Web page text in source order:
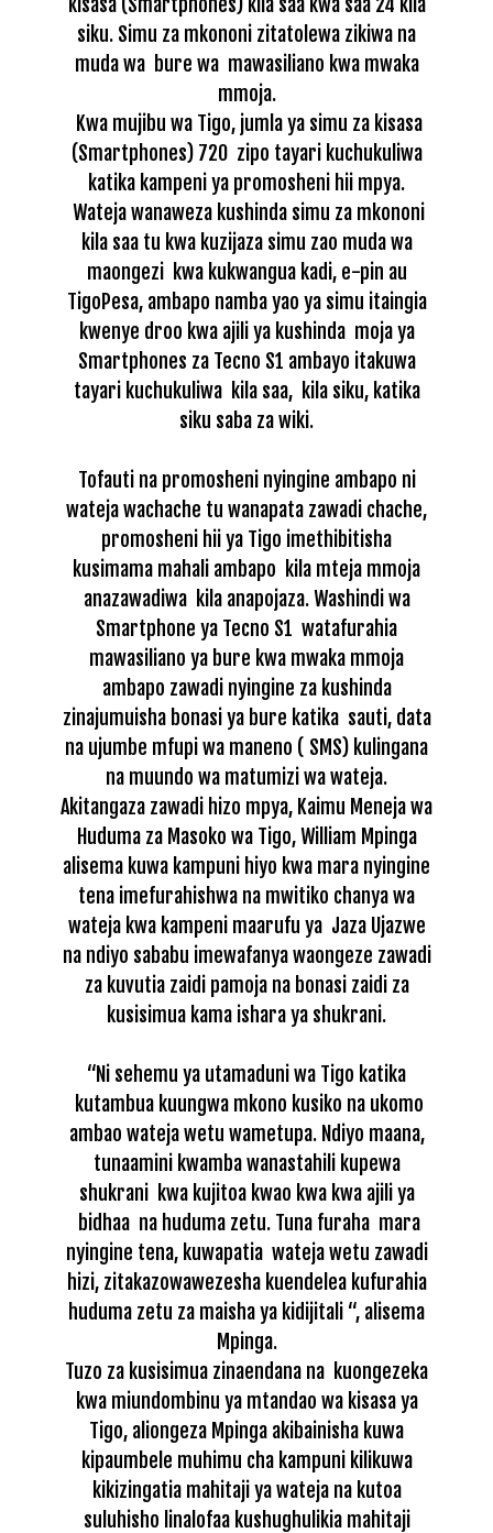
siku. Simu za mkononi zitatolewa zikiwa na
muda wa bure wa mawasiliano kwa mwaka
mmoja.
Kwa mujibu wa Tigo, jumla ya simu za kisasa
(Smartphones) 720 zipo tayari kuchukuliwa
katika kampeni ya promosheni hii mpya.
Wateja wanaweza kushinda simu za mkononi
kila saa tu kwa kuzijaza simu zao muda wa
maongezi kwa kukwangua kadi, e-pin au
TigoPesa, ambapo namba yao ya simu itaingia
kwenye droo kwa ajili ya kushinda moja ya
Smartphones za Tecno S1 ambayo itakuwa
tayari kuchukuliwa kila saa, kila siku, katika
siku saba za wiki.
Tofauti na promosheni nyingine ambapo ni
wateja wachache tu wanapata zawadi chache,
promosheni hii ya Tigo imethibitisha
kusimama mahali ambapo kila mteja mmoja
anazawadiwa kila anapojaza. Washindi wa
Smartphone ya Tecno S1 watafurahia
mawasiliano ya bure kwa mwaka mmoja
ambapo zawadi nyingine za kushinda
zinajumuisha bonasi ya bure katika sauti, data
na ujumbe mfupi wa maneno ( SMS) kulingana
na muundo wa matumizi wa wateja.
Akitangaza zawadi hizo mpya, Kaimu Meneja wa
Huduma za Masoko wa Tigo, William Mpinga
alisema kuwa kampuni hiyo kwa mara nyingine
tena imefurahishwa na mwitiko chanya wa
wateja kwa kampeni maarufu ya Jaza Ujazwe
na ndiyo sababu imewafanya waongeze zawadi
za kuvutia zaidi pamoja na bonasi zaidi za
kusisimua kama ishara ya shukrani.
“Ni sehemu ya utamaduni wa Tigo katika
kutambua kuungwa mkono kusiko na ukomo
ambao wateja wetu wametupa. Ndiyo maana,
tunaamini kwamba wanastahili kupewa
shukrani kwa kujitoa kwao kwa kwa ajili ya
bidhaa na huduma zetu. Tuna furaha mara
nyingine tena, kuwapatia wateja wetu zawadi
hizi, zitakazowawezesha kuendelea kufurahia
huduma zetu za maisha ya kidijitali “, alisema
Mpinga.
Tuzo za kusisimua zinaendana na kuongezeka
kwa miundombinu ya mtandao wa kisasa ya
Tigo, aliongeza Mpinga akibainisha kuwa
kipaumbele muhimu cha kampuni kilikuwa
kikizingatia mahitaji ya wateja na kutoa
suluhisho linalofaa kushughulikia mahitaji